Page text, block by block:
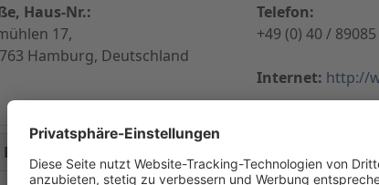
Haus-Nr.:
17,
Hamburg, Deutschland
Telefon:
+49 (0) 40 /
Internet: http://
in der n-tv- - Mußler nennt 49,00 Euro